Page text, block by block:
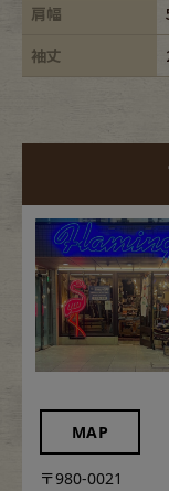
肩幅
袖丈
MAP
〒980-0021